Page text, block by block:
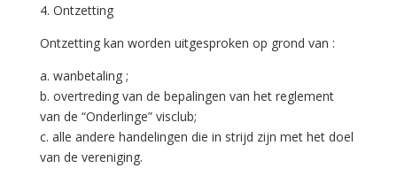
4. Ontzetting
Ontzetting kan worden uitgesproken op grond van :
a. wanbetaling ;
b. overtreding van de bepalingen van het reglement
van de “Onderlinge” visclub;
c. alle andere handelingen die in strijd zijn met het doel
van de vereniging.